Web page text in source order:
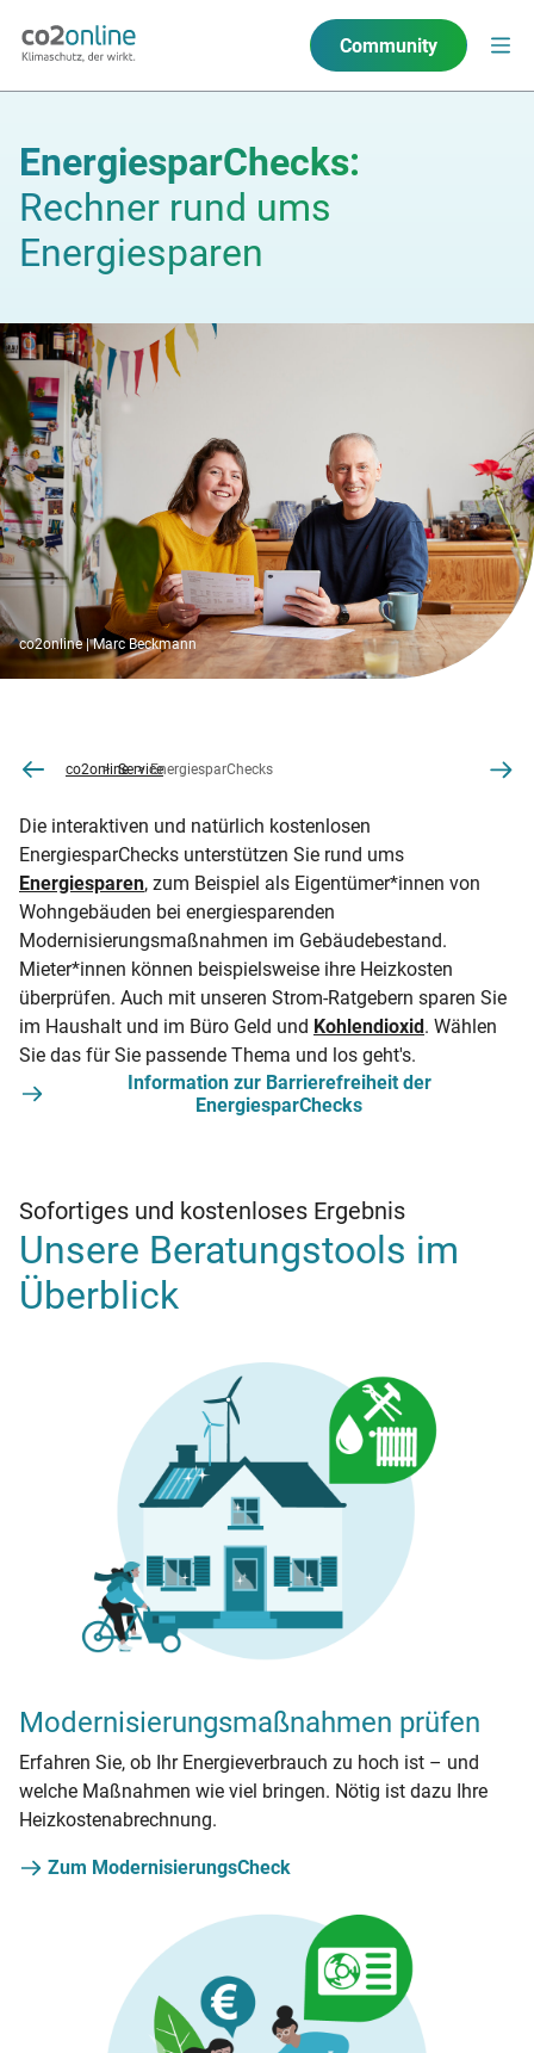
Community
EnergiesparChecks:
Rechner rund ums
Energiesparen
co2online | Marc Beckmann
co2onlineServiceEnergiesparChecks
Die interaktiven und natürlich kostenlosen
EnergiesparChecks unterstützen Sie rund ums
Energiesparen, zum Beispiel als Eigentümer*innen von
Wohngebäuden bei energiesparenden
Modernisierungsmaßnahmen im Gebäudebestand.
Mieter*innen können beispielsweise ihre Heizkosten
überprüfen. Auch mit unseren Strom-Ratgebern sparen Sie
im Haushalt und im Büro Geld und Kohlendioxid. Wählen
Sie das für Sie passende Thema und los geht's.
Information zur Barrierefreiheit der
EnergiesparChecks
Sofortiges und kostenloses Ergebnis
Unsere Beratungstools im
Überblick
Modernisierungsmaßnahmen prüfen
Erfahren Sie, ob Ihr Energieverbrauch zu hoch ist – und
welche Maßnahmen wie viel bringen. Nötig ist dazu Ihre
Heizkostenabrechnung.
Zum ModernisierungsCheck